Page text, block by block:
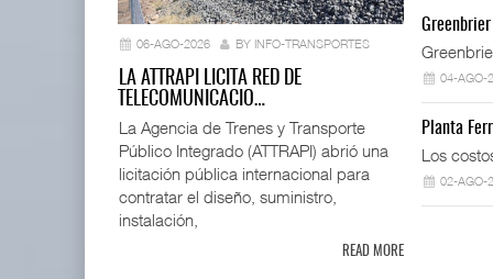
06-AGO-2026 BY INFO-TRANSPORTES
LA ATTRAPI LICITA RED DE
TELECOMUNICACIO…
La Agencia de Trenes y Transporte
Público Integrado (ATTRAPI) abrió una
licitación pública internacional para
contratar el diseño, suministro,
instalación,
READ MORE
04-AGO-
Planta
Los
02-AGO-
TMAZ eleva 77% movimiento de
carga suelta y s ...
05 AGO 2026
IT-
06 AGO